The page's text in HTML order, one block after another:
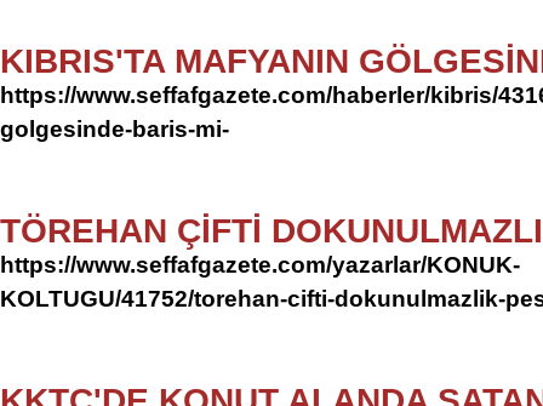
KIBRIS'TA MAFYANIN
https://www.seffafgazete.com/haberler/kibris/
golgesinde-baris-mi-
TÖREHAN ÇİFTİ
https://www.seffafgazete.com/yazarlar/KONUK-
KOLTUGU/41752/torehan-cifti-dokunulmazlik-